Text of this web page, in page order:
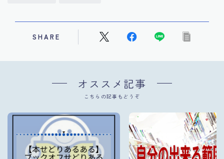
SHARE
オススメ記事
こちらの記事もどうぞ